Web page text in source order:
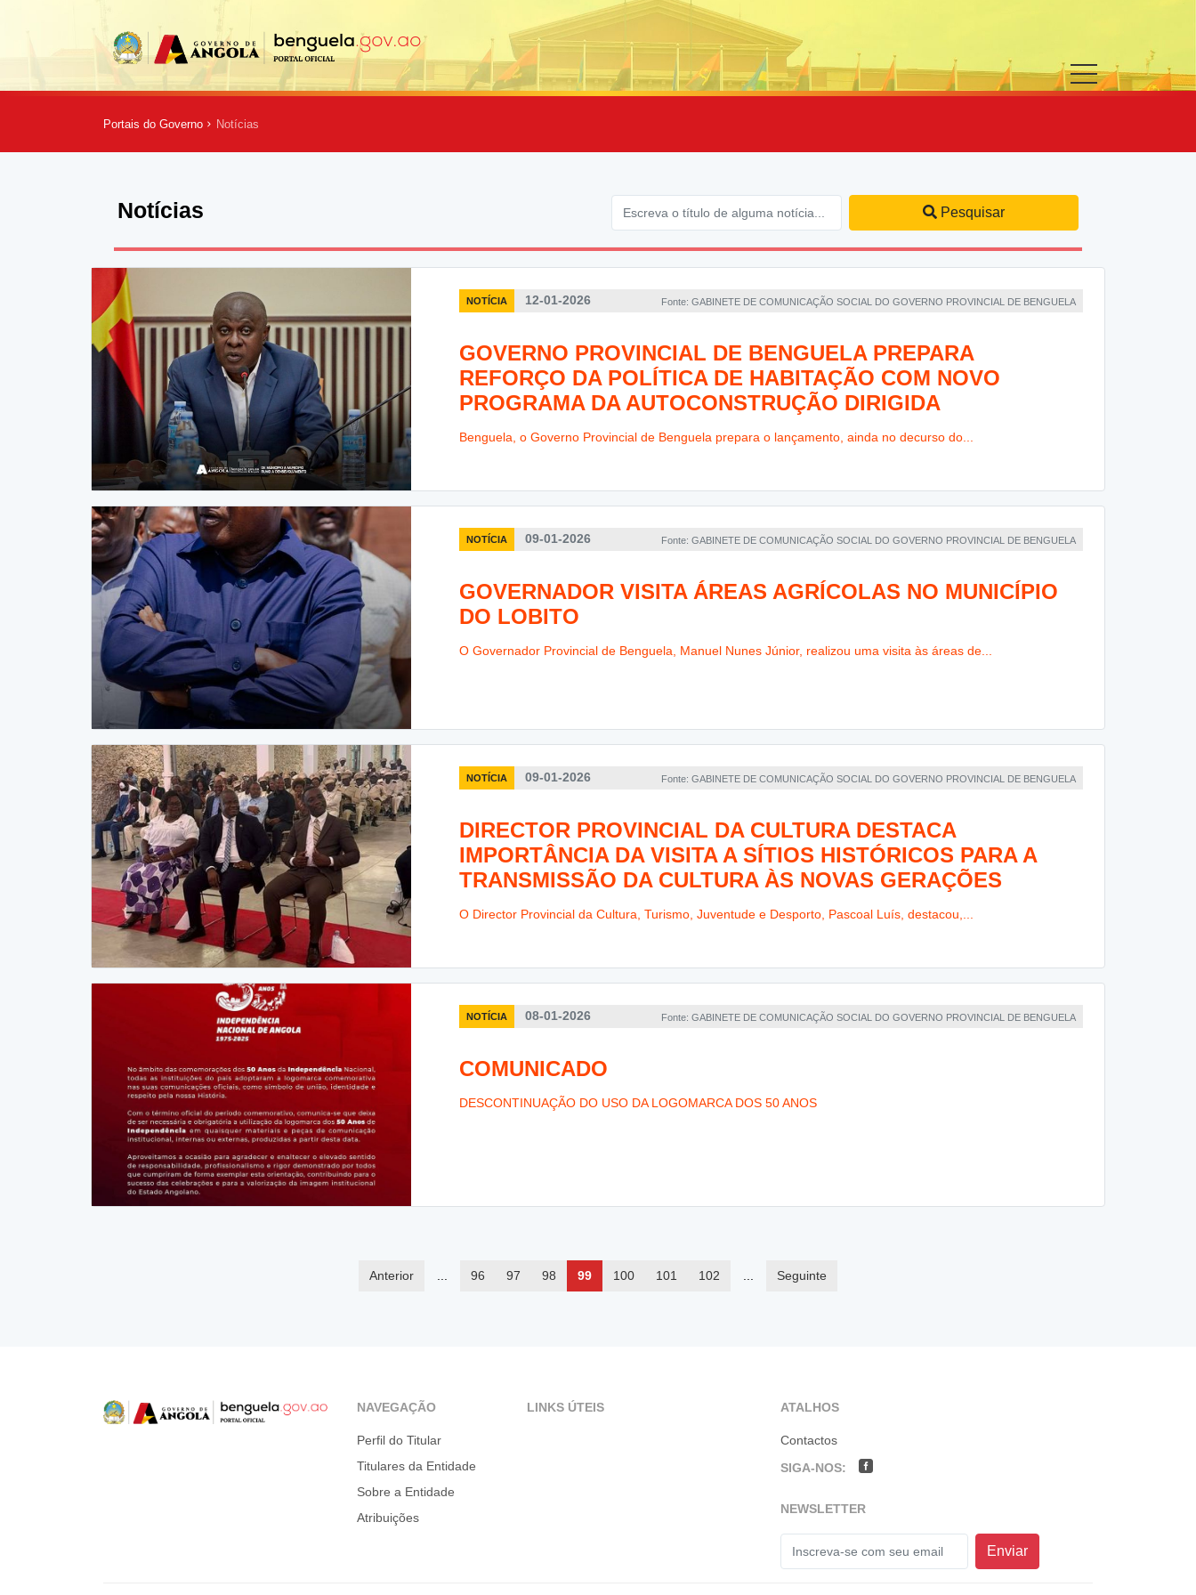
Portais do Governo Notícias
Notícias Pesquisar
NOTÍCIA 12-01-2026 Fonte: GABINETE DE COMUNICAÇÃO SOCIAL DO GOVERNO PROVINCIAL DE BENGUELA
GOVERNO PROVINCIAL DE BENGUELA PREPARA
REFORÇO DA POLÍTICA DE HABITAÇÃO COM NOVO
PROGRAMA DA AUTOCONSTRUÇÃO DIRIGIDA
Benguela, o Governo Provincial de Benguela prepara o lançamento, ainda no decurso do...
NOTÍCIA 09-01-2026 Fonte: GABINETE DE COMUNICAÇÃO SOCIAL DO GOVERNO PROVINCIAL DE BENGUELA
GOVERNADOR VISITA ÁREAS AGRÍCOLAS NO MUNICÍPIO
DO LOBITO
O Governador Provincial de Benguela, Manuel Nunes Júnior, realizou uma visita às áreas de...
NOTÍCIA 09-01-2026 Fonte: GABINETE DE COMUNICAÇÃO SOCIAL DO GOVERNO PROVINCIAL DE BENGUELA
DIRECTOR PROVINCIAL DA CULTURA DESTACA
IMPORTÂNCIA DA VISITA A SÍTIOS HISTÓRICOS PARA A
TRANSMISSÃO DA CULTURA ÀS NOVAS GERAÇÕES
O Director Provincial da Cultura, Turismo, Juventude e Desporto, Pascoal Luís, destacou,...
NOTÍCIA 08-01-2026 Fonte: GABINETE DE COMUNICAÇÃO SOCIAL DO GOVERNO PROVINCIAL DE BENGUELA
COMUNICADO
DESCONTINUAÇÃO DO USO DA LOGOMARCA DOS 50 ANOS
Anterior 96 97 98 99 100 101 102 Seguinte
NAVEGAÇÃO
Perfil do Titular
Titulares da Entidade
Sobre a Entidade
Atribuições
LINKS ÚTEIS ATALHOS
Contactos
SIGA-NOS:
NEWSLETTER
Enviar